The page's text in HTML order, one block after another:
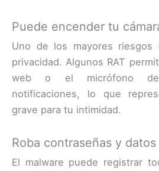
Puede encender tu
Uno de los mayores
privacidad. Algunos RAT
web o el micrófono
notificaciones, lo que
grave para tu intimidad.
Roba contraseñas y
El malware puede registrar